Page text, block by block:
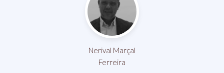
Nerival Marçal
Ferreira